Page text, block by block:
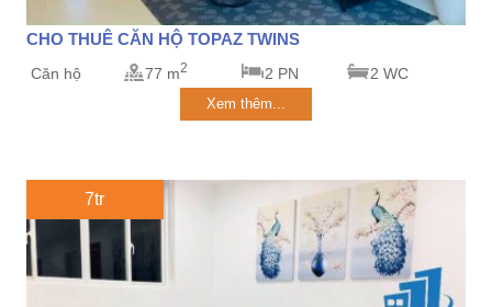
CHO THUÊ CĂN HỘ TOPAZ TWINS
Căn hộ 77 m2 2 PN 2 WC
Xem thêm...
7tr